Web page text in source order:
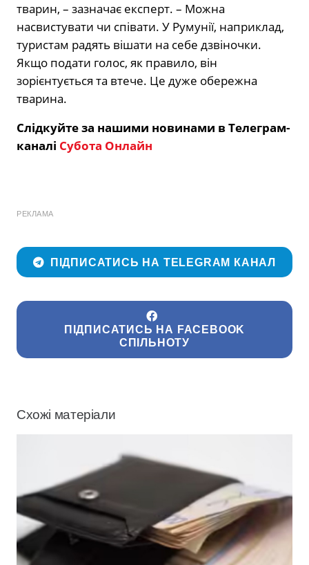
тварин, – зазначає експерт. – Можна
насвистувати чи співати. У Румунії, наприклад,
туристам радять вішати на себе дзвіночки.
Якщо подати голос, як правило, він
зорієнтується та втече. Це дуже обережна
тварина.
Слідкуйте за нашими новинами в Телеграм-
каналі Субота Онлайн
РЕКЛАМА
ПІДПИСАТИСЬ НА TELEGRAM КАНАЛ
ПІДПИСАТИСЬ НА FACEBOOK
СПІЛЬНОТУ
Схожі матеріали